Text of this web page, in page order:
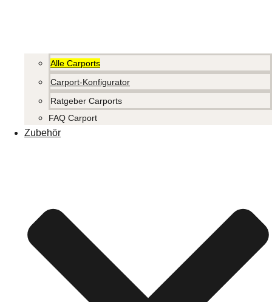
Alle Carports
Carport-Konfigurator
Ratgeber Carports
FAQ Carport
Zubehör